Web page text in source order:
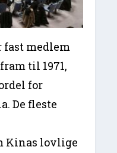
medlem
til 1971,
for
De fleste
Kinas lovlige